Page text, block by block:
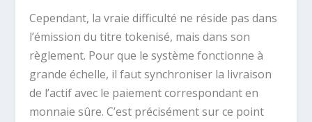
Cependant, la vraie difficulté ne réside pas dans
l’émission du titre tokenisé, mais dans son
règlement. Pour que le système fonctionne à
grande échelle, il faut synchroniser la livraison
de l’actif avec le paiement correspondant en
monnaie sûre. C’est précisément sur ce point